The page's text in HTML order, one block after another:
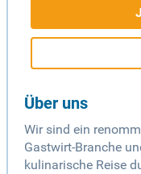
Über uns
Wir sind ein
Gastwirt-Branche
kulinarische Reise